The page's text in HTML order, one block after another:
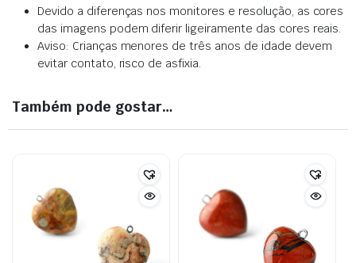
Devido a diferenças nos monitores e resolução, as cores
das imagens podem diferir ligeiramente das cores reais.
Aviso: Crianças menores de três anos de idade devem
evitar contato, risco de asfixia.
Também pode gostar…